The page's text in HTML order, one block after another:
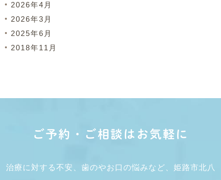
2026年4月
2026年3月
2025年6月
2018年11月
ご予約・ご相談はお気軽に
治療に対する不安、歯のやお口の悩みなど、姫路市北八